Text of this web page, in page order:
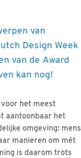
van
Design Week
van de Award
kan nog!
voor het meest
aantoonbaar het
omgeving: mens
manieren om mét
is daarom trots